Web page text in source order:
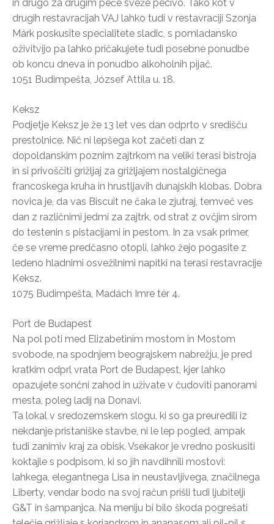
in drugo za drugim peče sveže pecivo. Tako kot v
drugih restavracijah VAJ lahko tudi v restavraciji Szonja
Márk poskusite specialitete sladic, s pomladansko
oživitvijo pa lahko pričakujete tudi posebne ponudbe
ob koncu dneva in ponudbo alkoholnih pijač.
1051 Budimpešta, József Attila u. 18.
Keksz
Podjetje Keksz je že 13 let ves dan odprto v središču
prestolnice. Nič ni lepšega kot začeti dan z
dopoldanskim poznim zajtrkom na veliki terasi bistroja
in si privoščiti grižljaj za grižljajem nostalgičnega
francoskega kruha in hrustljavih dunajskih klobas. Dobra
novica je, da vas Biscuit ne čaka le zjutraj, temveč ves
dan z različnimi jedmi za zajtrk, od strat z ovčjim sirom
do testenin s pistacijami in pestom. In za vsak primer,
če se vreme predčasno otopli, lahko žejo pogasite z
ledeno hladnimi osvežilnimi napitki na terasi restavracije
Keksz.
1075 Budimpešta, Madách Imre tér 4.
Port de Budapest
Na pol poti med Elizabetinim mostom in Mostom
svobode, na spodnjem beograjskem nabrežju, je pred
kratkim odprl vrata Port de Budapest, kjer lahko
opazujete sončni zahod in uživate v čudoviti panorami
mesta, poleg ladij na Donavi.
Ta lokal v sredozemskem slogu, ki so ga preuredili iz
nekdanje pristaniške stavbe, ni le lep pogled, ampak
tudi zanimiv kraj za obisk. Vsekakor je vredno poskusiti
koktajle s podpisom, ki so jih navdihnili mostovi:
lahkega, elegantnega Lisa in neustavljivega, značilnega
Liberty, vendar bodo na svoj račun prišli tudi ljubitelji
G&T in šampanjca. Na meniju bi bilo škoda pogrešati